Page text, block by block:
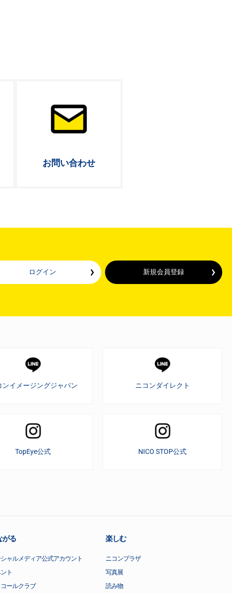
お問い合わせ
ログイン 新規会員登録
ンイメージングジャパン ニコンダイレクト
TopEye公式 NICO STOP公式
がる
ャルメディア公式アカウント
ト
ールクラブ
楽しむ
ニコンプラザ
写真展
読み物